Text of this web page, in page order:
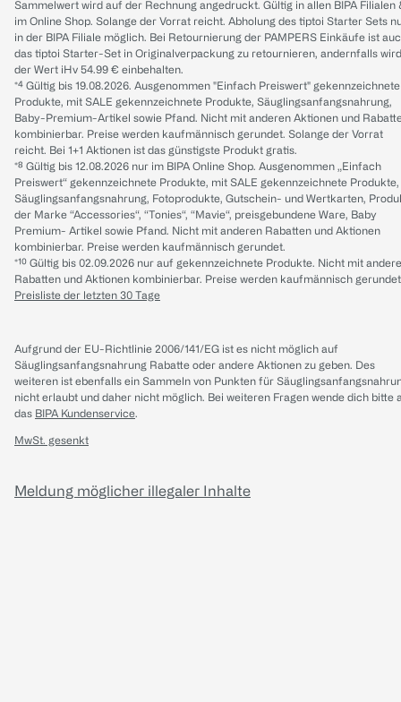
Sammelwert wird auf der Rechnung angedruckt. Gültig in allen BIPA Filialen
im Online Shop. Solange der Vorrat reicht. Abholung des tiptoi Starter Sets
in der BIPA Filiale möglich. Bei Retournierung der PAMPERS Einkäufe ist
das tiptoi Starter-Set in Originalverpackung zu retournieren, andernfalls wird
der Wert iHv 54.99 € einbehalten.
*⁴ Gültig bis 19.08.2026. Ausgenommen "Einfach Preiswert" gekennzeichnete
Produkte, mit SALE gekennzeichnete Produkte, Säuglingsanfangsnahrung,
Baby-Premium-Artikel sowie Pfand. Nicht mit anderen Aktionen und
kombinierbar. Preise werden kaufmännisch gerundet. Solange der Vorrat
reicht. Bei 1+1 Aktionen ist das günstigste Produkt gratis.
*⁸ Gültig bis 12.08.2026 nur im BIPA Online Shop. Ausgenommen „Einfach
Preiswert“ gekennzeichnete Produkte, mit SALE gekennzeichnete Produkte,
Säuglingsanfangsnahrung, Fotoprodukte, Gutschein- und Wertkarten,
der Marke “Accessories“, “Tonies“, “Mavie“, preisgebundene Ware, Baby
Premium- Artikel sowie Pfand. Nicht mit anderen Rabatten und Aktionen
kombinierbar. Preise werden kaufmännisch gerundet.
*¹⁰ Gültig bis 02.09.2026 nur auf gekennzeichnete Produkte. Nicht mit
Rabatten und Aktionen kombinierbar. Preise werden kaufmännisch
Preisliste der letzten 30 Tage
Aufgrund der EU-Richtlinie 2006/141/EG ist es nicht möglich auf
Säuglingsanfangsnahrung Rabatte oder andere Aktionen zu geben. Des
weiteren ist ebenfalls ein Sammeln von Punkten für
nicht erlaubt und daher nicht möglich. Bei weiteren Fragen wende dich bitte
das BIPA Kundenservice.
MwSt. gesenkt
Meldung möglicher illegaler Inhalte